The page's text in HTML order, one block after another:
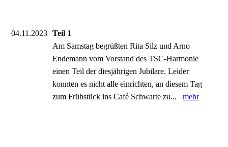
04.11.2023
Teil 1
Am Samstag begrüßten Rita Silz und Arno
Endemann vom Vorstand des TSC-Harmonie
einen Teil der diesjährigen Jubilare. Leider
konnten es nicht alle einrichten, an diesem Tag
zum Frühstück ins Café Schwarte zu...mehr